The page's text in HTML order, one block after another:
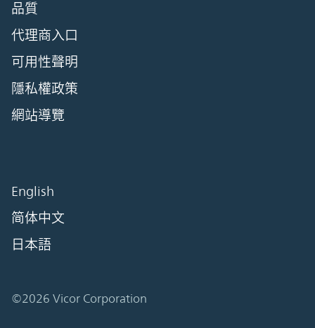
品質
代理商入口
可用性聲明
隱私權政策
網站導覽
English
简体中文
日本語
©2026 Vicor Corporation